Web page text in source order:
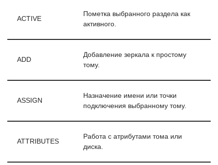
ACTIVE
Пометка выбранного раздела как
активного.
ADD
Добавление зеркала к простому
тому.
ASSIGN
Назначение имени или точки
подключения выбранному тому.
ATTRIBUTES
Работа с атрибутами тома или
диска.